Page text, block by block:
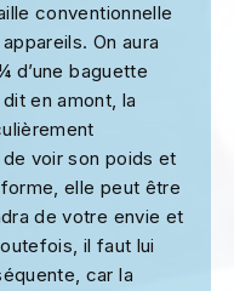
conventionnelle
On aura
d’une baguette
en amont, la
voir son poids et
elle peut être
de votre envie et
il faut lui
car la